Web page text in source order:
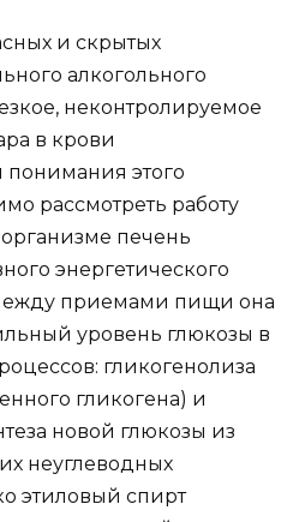
и скрытых
алкогольного
неконтролируемое
в крови
этого
рассмотреть работу
печень
энергетического
приемами пищи она
уровень глюкозы в
гликогенолиза
гликогена) и
новой глюкозы из
неуглеводных
этиловый спирт